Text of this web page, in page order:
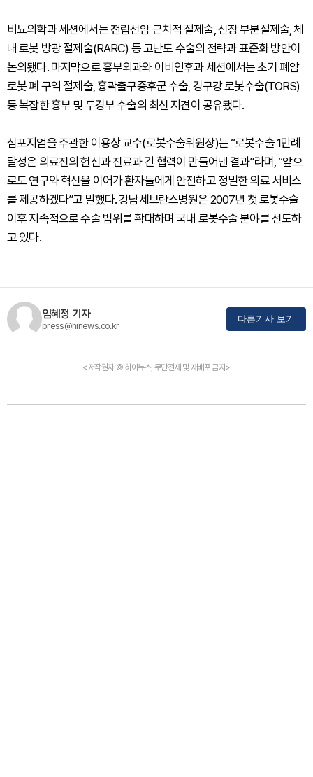
비뇨의학과 세션에서는 전립선암 근치적 절제술, 신장 부분절제술, 체
내 로봇 방광 절제술(RARC) 등 고난도 수술의 전략과 표준화 방안이
논의됐다. 마지막으로 흉부외과와 이비인후과 세션에서는 초기 폐암
로봇 폐 구역 절제술, 흉곽출구증후군 수술, 경구강 로봇수술(TORS)
등 복잡한 흉부 및 두경부 수술의 최신 지견이 공유됐다.
심포지엄을 주관한 이용상 교수(로봇수술위원장)는 “로봇수술 1만례
달성은 의료진의 헌신과 진료과 간 협력이 만들어낸 결과”라며, “앞으
로도 연구와 혁신을 이어가 환자들에게 안전하고 정밀한 의료 서비스
를 제공하겠다”고 말했다. 강남세브란스병원은 2007년 첫 로봇수술
이후 지속적으로 수술 범위를 확대하며 국내 로봇수술 분야를 선도하
고 있다.
임혜정 기자
press@hinews.co.kr
다른기사 보기
<저작권자 © 하이뉴스, 무단전재 및 재배포 금지>